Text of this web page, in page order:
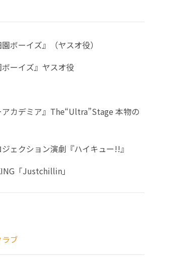
ボーイズ』（ヤスオ役）
ーイズ』ヤスオ役
カデミア』The“Ultra”Stage 本物の
ェクション演劇『ハイキュー!!』
「Justchillin」
ブ